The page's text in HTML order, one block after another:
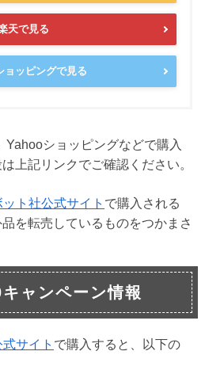
天で見る
ョッピングで見る
ショッピングなどで購入
上記リンクでご確認ください。
ト社公式サイト で購入される
を転売しているものをつかまさ
ャンペーン情報
サイト で購入すると、以下の